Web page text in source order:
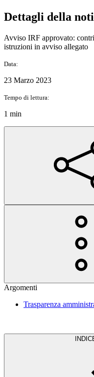
Dettagli della
Avviso IRF approvato:
istruzioni in avviso allegato
Data:
23 Marzo 2023
Tempo di lettura:
1 min
Argomenti
Trasparenza